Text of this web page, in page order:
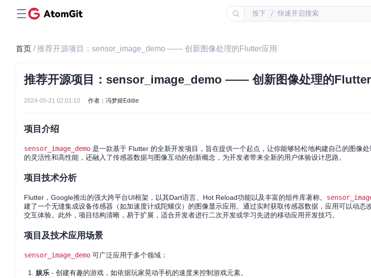
按下 / 快速开启搜索
首页 / 推荐开源项目：sensor_image_demo —— 创新图像处理的Flutter应用
推荐开源项目：sensor_image_demo —— 创新图像处理的Flutter
2024-05-21 02:01:10 作者：冯梦姬Eddie
项目介绍
sensor_image_demo 是一款基于 Flutter 的全新开发项目，旨在提供一个起点，让你能够轻松地构建自己的图像
的灵活性和高性能，还融入了传感器数据与图像互动的创新概念，为开发者带来全新的用户体验设计思路。
项目技术分析
Flutter，Google推出的强大跨平台UI框架，以其Dart语言、Hot Reload功能以及丰富的组件库著称。
建了一个无缝集成设备传感器（如加速度计或陀螺仪）的图像显示应用。通过实时获取传感器数据，应用可以动态
交互体验。此外，项目结构清晰，易于扩展，适合开发者进行二次开发或学习先进的移动应用开发技巧。
项目及技术应用场景
sensor_image_demo 可广泛应用于多个领域：
娱乐 - 创建有趣的游戏，如依据玩家晃动手机的速度来控制游戏元素。